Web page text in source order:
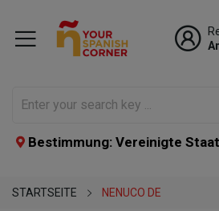
Bestimmung: Vereinigte
STARTSEITE NENUCO DE